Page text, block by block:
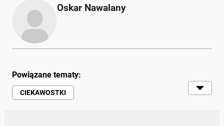
Oskar Nawalany
Powiązane tematy:
CIEKAWOSTKI